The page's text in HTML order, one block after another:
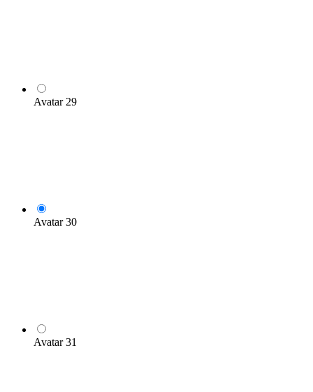
Avatar 29
Avatar 30
Avatar 31